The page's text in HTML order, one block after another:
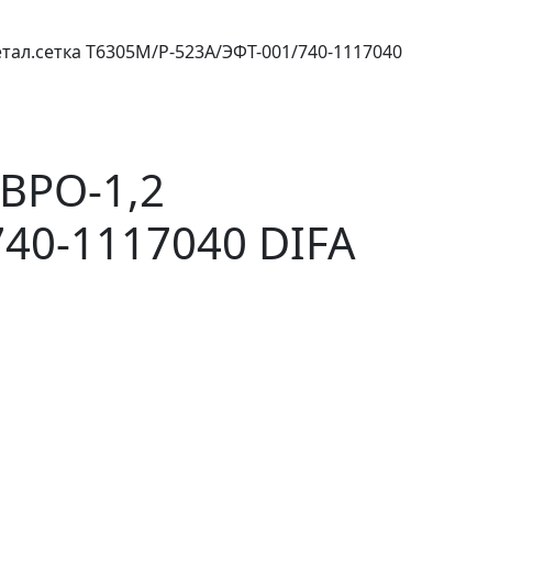
Т6305М/Р-523А/ЭФТ-001/740-1117040
1,2
1117040 DIFA